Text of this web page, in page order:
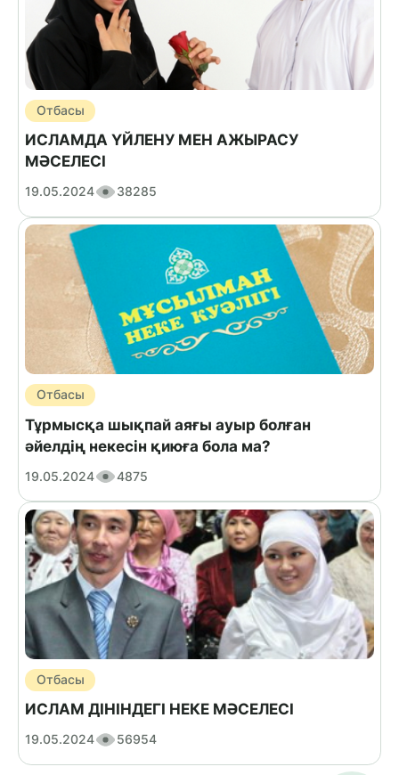
Отбасы
ИСЛАМДА ҮЙЛЕНУ МЕН АЖЫРАСУ
МӘСЕЛЕСІ
19.05.2024 38285
Отбасы
Тұрмысқа шықпай аяғы ауыр болған
әйелдің некесін қиюға бола ма?
19.05.2024 4875
Отбасы
ИСЛАМ ДІНІНДЕГІ НЕКЕ МӘСЕЛЕСІ
19.05.2024 56954